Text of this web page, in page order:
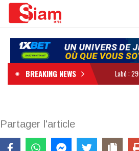
BREAKING NEWS
Partager l'article